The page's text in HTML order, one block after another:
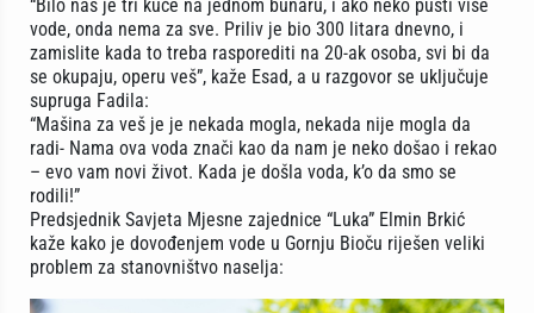
“Bilo nas je tri kuće na jednom bunaru, i ako neko pusti više
vode, onda nema za sve. Priliv je bio 300 litara dnevno, i
zamislite kada to treba rasporediti na 20-ak osoba, svi bi da
se okupaju, operu veš”, kaže Esad, a u razgovor se uključuje
supruga Fadila:
“Mašina za veš je je nekada mogla, nekada nije mogla da
radi- Nama ova voda znači kao da nam je neko došao i rekao
– evo vam novi život. Kada je došla voda, k’o da smo se
rodili!”
Predsjednik Savjeta Mjesne zajednice “Luka” Elmin Brkić
kaže kako je dovođenjem vode u Gornju Bioču riješen veliki
problem za stanovništvo naselja: